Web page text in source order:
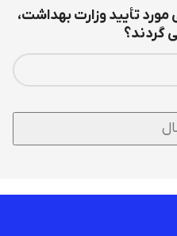
تأیید وزارت بهداشت،
گردند؟